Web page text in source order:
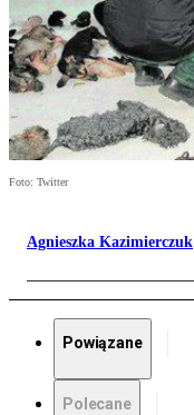
Foto: Twitter
Agnieszka Kazimierczuk
Powiązane
Polecane